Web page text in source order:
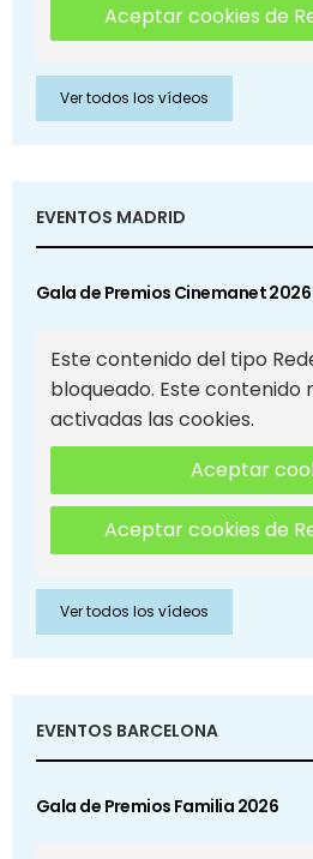
Aceptar cookies de
Ver todos los vídeos
EVENTOS MADRID
Gala de Premios Cinemanet 2026
Este contenido del tipo
bloqueado. Este contenido
activadas las cookies.
Aceptar
Aceptar cookies de
Ver todos los vídeos
EVENTOS BARCELONA
Gala de Premios Familia 2026